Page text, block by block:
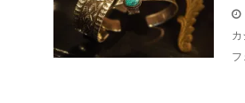
カ
フ